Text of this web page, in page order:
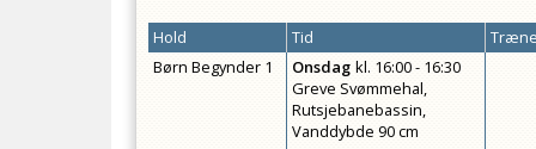
Hold Tid
Børn Begynder 1
Onsdag kl. 16:00 - 16:30
Greve Svømmehal,
Rutsjebanebassin,
Vanddybde 90 cm